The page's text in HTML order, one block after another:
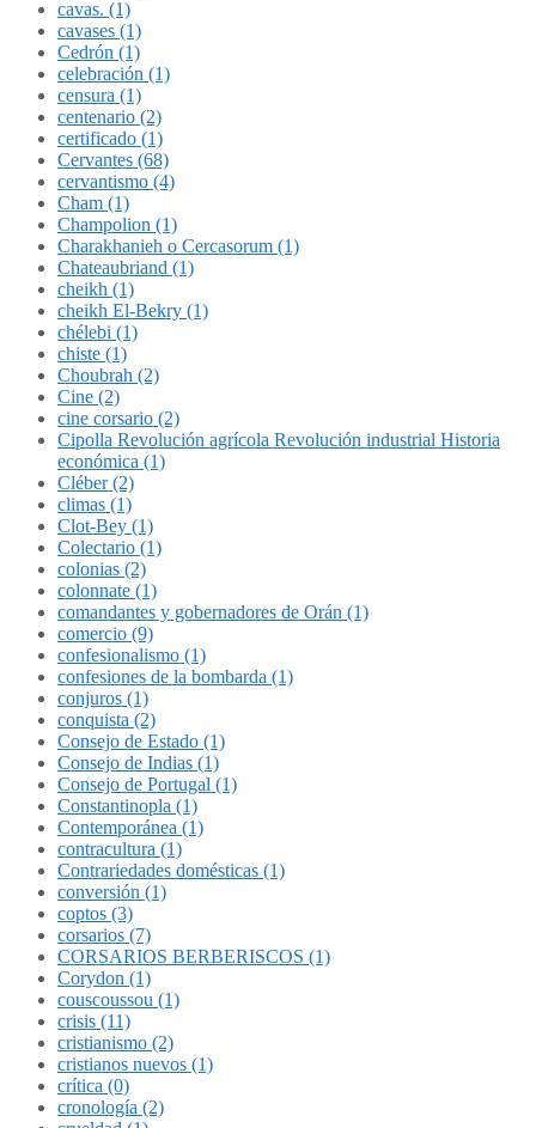
cavas. (1)
cavases (1)
Cedrón (1)
celebración (1)
censura (1)
centenario (2)
certificado (1)
Cervantes (68)
cervantismo (4)
Cham (1)
Champolion (1)
Charakhanieh o Cercasorum (1)
Chateaubriand (1)
cheikh (1)
cheikh El-Bekry (1)
chélebi (1)
chiste (1)
Choubrah (2)
Cine (2)
cine corsario (2)
Cipolla Revolución agrícola Revolución industrial Historia
económica (1)
Cléber (2)
climas (1)
Clot-Bey (1)
Colectario (1)
colonias (2)
colonnate (1)
comandantes y gobernadores de Orán (1)
comercio (9)
confesionalismo (1)
confesiones de la bombarda (1)
conjuros (1)
conquista (2)
Consejo de Estado (1)
Consejo de Indias (1)
Consejo de Portugal (1)
Constantinopla (1)
Contemporánea (1)
contracultura (1)
Contrariedades domésticas (1)
conversión (1)
coptos (3)
corsarios (7)
CORSARIOS BERBERISCOS (1)
Corydon (1)
couscoussou (1)
crisis (11)
cristianismo (2)
cristianos nuevos (1)
crítica (0)
cronología (2)